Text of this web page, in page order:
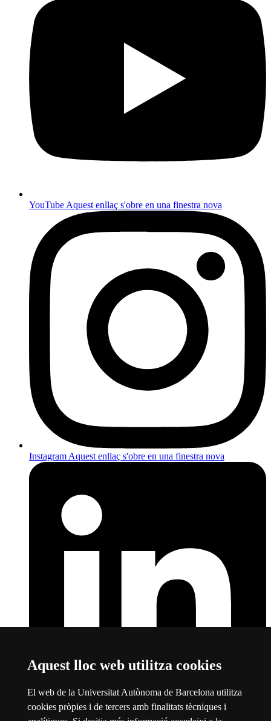
Aquest lloc web utilitza cookies
El web de la Universitat Autònoma de Barcelona utilitza
cookies pròpies i de tercers amb finalitats tècniques i
YouTube Aquest enllaç s'obre en una finestra nova
Instagram Aquest enllaç s'obre en una finestra nova
LinkedInAquest enllaç s'obre en una finestra nova